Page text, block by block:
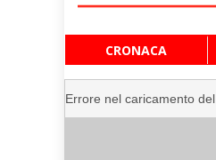
al
contenuto
CRONACA
Errore nel caricamento del